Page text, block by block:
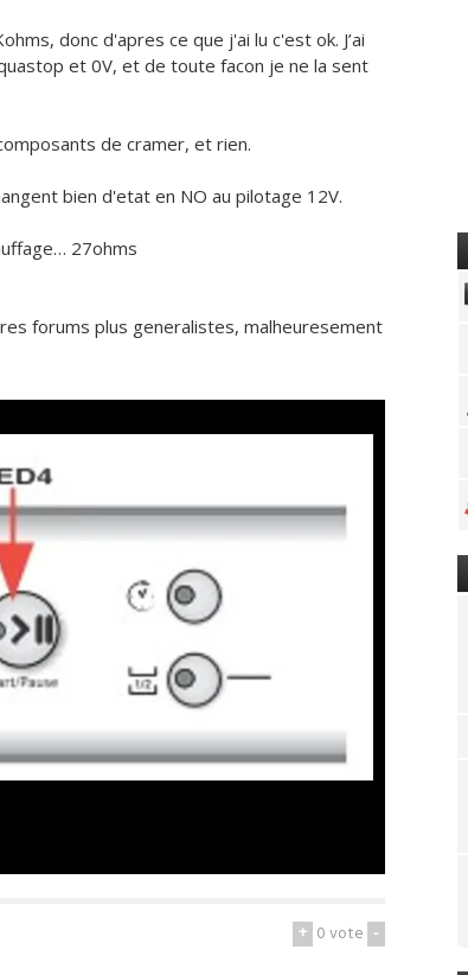
donc d'apres ce que j'ai lu c'est ok. J’ai
et 0V, et de toute facon je ne la sent
de cramer, et rien.
bien d'etat en NO au pilotage 12V.
27ohms
forums plus generalistes, malheuresement
+ 0vote -